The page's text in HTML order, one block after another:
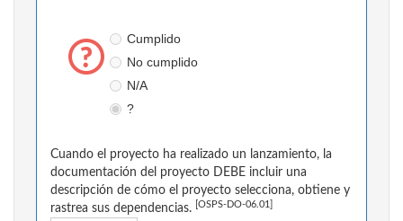
Cumplido
No cumplido
N/A
?
Cuando el proyecto ha realizado un lanzamiento, la
documentación del proyecto DEBE incluir una
descripción de cómo el proyecto selecciona, obtiene y
rastrea sus dependencias.
[OSPS-DO-06.01]